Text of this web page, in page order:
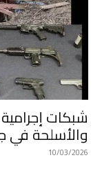
شبكات
والأسلحة في
10/03/2026